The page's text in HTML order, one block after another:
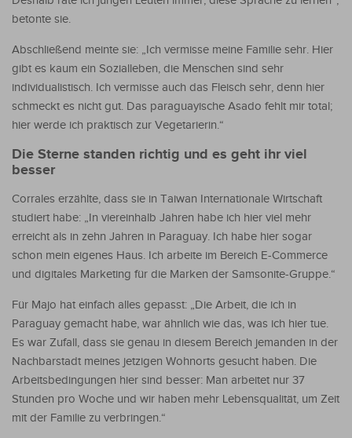
betonte sie.
Abschließend meinte sie: „Ich vermisse meine Familie sehr. Hier
gibt es kaum ein Sozialleben, die Menschen sind sehr
individualistisch. Ich vermisse auch das Fleisch sehr, denn hier
schmeckt es nicht gut. Das paraguayische Asado fehlt mir total;
hier werde ich praktisch zur Vegetarierin.“
Die Sterne standen richtig und es geht ihr viel
besser
Corrales erzählte, dass sie in Taiwan Internationale Wirtschaft
studiert habe: „In viereinhalb Jahren habe ich hier viel mehr
erreicht als in zehn Jahren in Paraguay. Ich habe hier sogar
schon mein eigenes Haus. Ich arbeite im Bereich E-Commerce
und digitales Marketing für die Marken der Samsonite-Gruppe.“
Für Majo hat einfach alles gepasst: „Die Arbeit, die ich in
Paraguay gemacht habe, war ähnlich wie das, was ich hier tue.
Es war Zufall, dass sie genau in diesem Bereich jemanden in der
Nachbarstadt meines jetzigen Wohnorts gesucht haben. Die
Arbeitsbedingungen hier sind besser: Man arbeitet nur 37
Stunden pro Woche und wir haben mehr Lebensqualität, um Zeit
mit der Familie zu verbringen.“